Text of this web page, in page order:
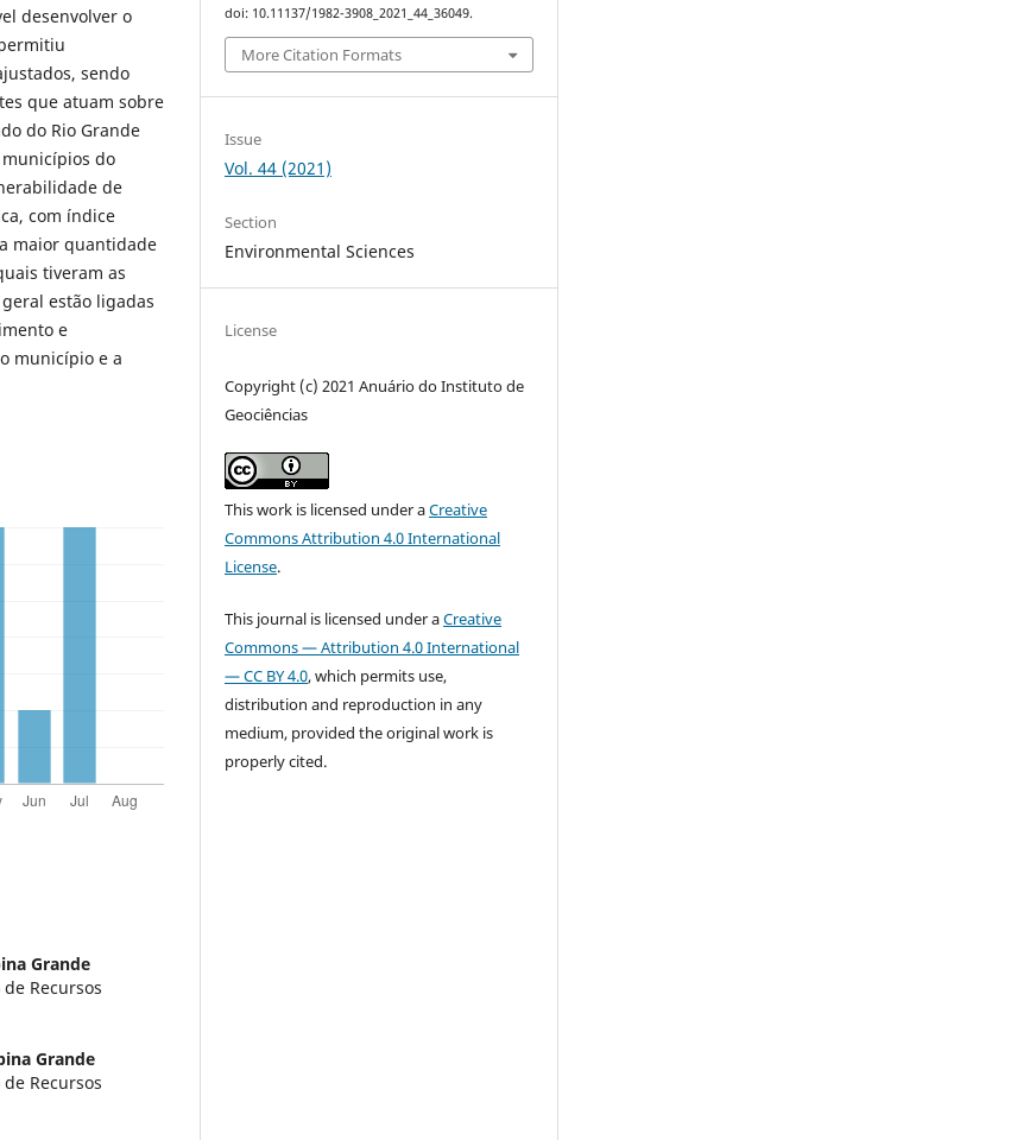
desenvolver o
sendo
que atuam sobre
do Rio Grande
do
de
com índice
maior quantidade
tiveram as
estão ligadas
e
município e a
Grande
Recursos
Grande
Recursos
doi: 10.11137/1982-3908_2021_44_36049.
More Citation Formats
Issue
Vol. 44 (2021)
Section
Environmental Sciences
License
Copyright (c) 2021 Anuário do Instituto de
Geociências
This work is licensed under aCreative
Commons Attribution 4.0 International
License.
This journal is licensed under aCreative
Commons — Attribution 4.0 International
— CC BY 4.0, which permits use,
distribution and reproduction in any
medium, provided the original work is
properly cited.